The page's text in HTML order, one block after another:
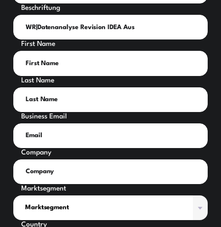
Beschriftung
First Name
Last Name
Business Email
Company
Marktsegment
Country